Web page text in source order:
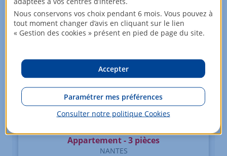
Appartement - 3 pièces
NANTES
Nous conservons vos choix pendant 6 mois. Vous pouvez à
tout moment changer d’avis en cliquant sur le lien
« Gestion des cookies » présent en pied de page du site.
Accepter
Paramétrer mes préférences
Consulter notre politique Cookies